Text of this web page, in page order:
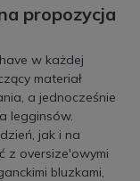
propozycja
w każdej
materiał
a jednocześnie
legginsów.
jak i na
z oversize'owymi
bluzkami,